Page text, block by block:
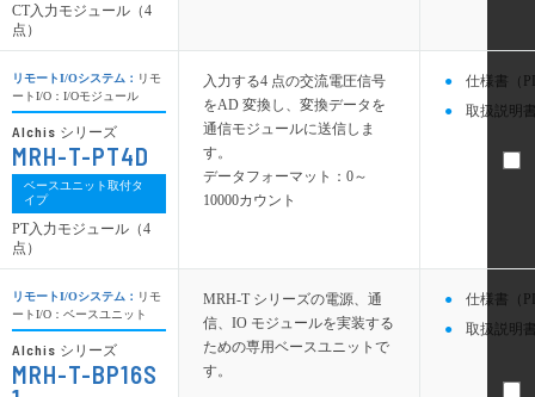
入力する4 点の交流電圧信号
をAD 変換し、変換データを
通信モジュールに送信しま
す。
データフォーマット：0～
10000カウント
仕様書（
取扱説明
MRH-T シリーズの電源、通
信、IO モジュールを実装する
ための専用ベースユニットで
す。
仕様書（
取扱説明
CT入力モジュール（4
点）
リモートI/Oシステム： リモ
ートI/O：I/Oモジュール
Alchis シリーズ
MRH-T-PT4D
ベースユニット取付タ
イプ
PT入力モジュール（4
点）
リモートI/Oシステム： リモ
ートI/O：ベースユニット
Alchis シリーズ
MRH-T-BP16S